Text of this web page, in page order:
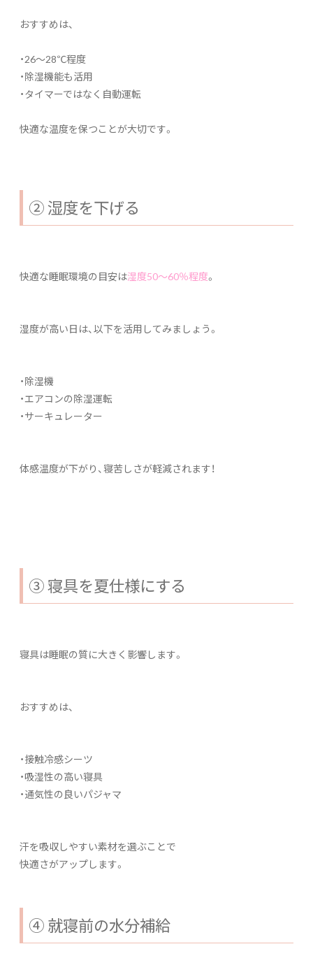
おすすめは、
・26〜28℃程度
・除湿機能も活用
・タイマーではなく自動運転
快適な温度を保つことが大切です。
② 湿度を下げる
快適な睡眠環境の目安は湿度50〜60％程度。
湿度が高い日は、以下を活用してみましょう。
・除湿機
・エアコンの除湿運転
・サーキュレーター
体感温度が下がり、寝苦しさが軽減されます！
③ 寝具を夏仕様にする
寝具は睡眠の質に大きく影響します。
おすすめは、
・接触冷感シーツ
・吸湿性の高い寝具
・通気性の良いパジャマ
汗を吸収しやすい素材を選ぶことで
快適さがアップします。
④ 就寝前の水分補給